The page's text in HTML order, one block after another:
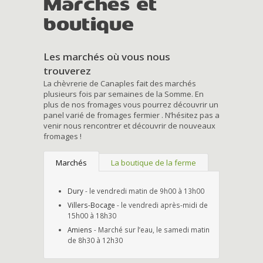
boutique
Les marchés où vous nous
trouverez
La chèvrerie de Canaples fait des marchés
plusieurs fois par semaines de la Somme. En
plus de nos fromages vous pourrez découvrir un
panel varié de fromages fermier . N’hésitez pas a
venir nous rencontrer et découvrir de nouveaux
fromages !
Marchés La boutique de la ferme
Dury- le vendredi matin de 9h00 à 13h00
Villers-Bocage - le vendredi après-midi de
15h00 à 18h30
Amiens - Marché sur l’eau, le samedi matin
de 8h30 à 12h30